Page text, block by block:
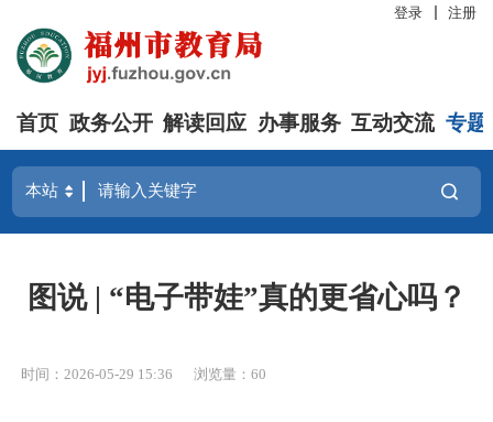
登录 注册
首页 政务公开 解读回应 办事服务 互动交流 专题
图说 | “电子带娃”真的更省心吗？
时间：2026-05-29 15:36 浏览量：60